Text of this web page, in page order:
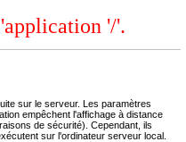
'/'.
sur le serveur. Les paramètres
empêchent l'affichage à distance
de sécurité). Cependant, ils
sur l'ordinateur serveur local.